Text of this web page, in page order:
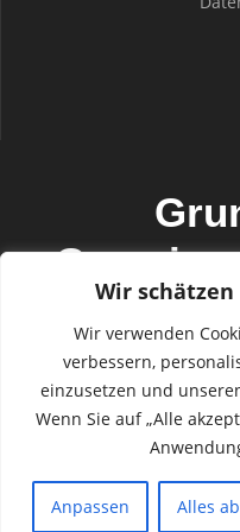
Wir
Wir verwenden
verbessern,
einzusetzen und
Wenn Sie auf „Alle
Anpassen Alles
Außenstellen Horstedt